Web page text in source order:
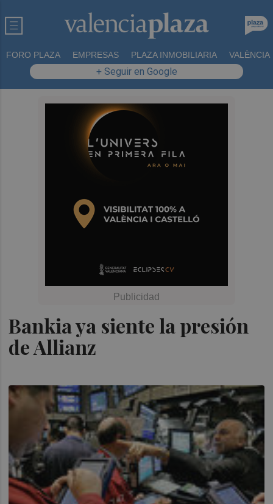
FORO PLAZA EMPRESAS PLAZA INMOBILIARIA VALÈNCIA
+ Seguir en Google
Bankia ya siente la presión
de Allianz